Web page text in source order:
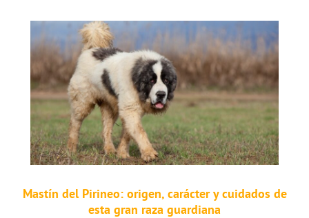
Mastín del Pirineo: origen, carácter y cuidados de
esta gran raza guardiana